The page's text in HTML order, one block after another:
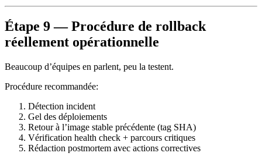
Étape 9 — Procédure de rollback
réellement opérationnelle
Beaucoup d’équipes en parlent, peu la testent.
Procédure recommandée:
Détection incident
Gel des déploiements
Retour à l’image stable précédente (tag SHA)
Vérification health check + parcours critiques
Rédaction postmortem avec actions correctives